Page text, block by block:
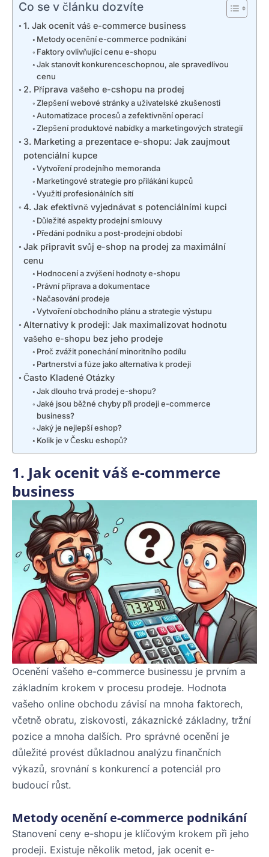
Co se v článku dozvíte
1. Jak ocenit váš e-commerce business
Metody ocenění e-commerce podnikání
Faktory ovlivňující cenu e-shopu
Jak stanovit konkurenceschopnou, ale spravedlivou
cenu
2. Příprava vašeho e-cshopu na prodej
Zlepšení webové stránky a uživatelské zkušenosti
Automatizace procesů a zefektivnění operací
Zlepšení produktové nabídky a marketingových strategií
3. Marketing a prezentace e-shopu: Jak zaujmout
potenciální kupce
Vytvoření prodejního memoranda
Marketingové strategie pro přilákání kupců
Využití profesionálních sítí
4. Jak efektivně vyjednávat s potenciálními kupci
Důležité aspekty prodejní smlouvy
Předání podniku a post-prodejní období
Jak připravit svůj e-shop na prodej za maximální
cenu
Hodnocení a zvýšení hodnoty e-shopu
Právní příprava a dokumentace
Načasování prodeje
Vytvoření obchodního plánu a strategie výstupu
Alternativy k prodeji: Jak maximalizovat hodnotu
vašeho e-shopu bez jeho prodeje
Proč zvážit ponechání minoritního podílu
Partnerství a fúze jako alternativa k prodeji
Často Kladené Otázky
Jak dlouho trvá prodej e-shopu?
Jaké jsou běžné chyby při prodeji e-commerce
business?
Jaký je nejlepší eshop?
Kolik je v Česku eshopů?
1. Jak ocenit váš e-commerce
business
Ocenění vašeho e-commerce businessu je prvním a
základním krokem v procesu prodeje. Hodnota
vašeho online obchodu závisí na mnoha faktorech,
včetně obratu, ziskovosti, zákaznické základny, tržní
pozice a mnoha dalších. Pro správné ocenění je
důležité provést důkladnou analýzu finančních
výkazů, srovnání s konkurencí a potenciál pro
budoucí růst.
Metody ocenění e-commerce podnikání
Stanovení ceny e-shopu je klíčovým krokem při jeho
prodeji. Existuje několik metod, jak ocenit e-